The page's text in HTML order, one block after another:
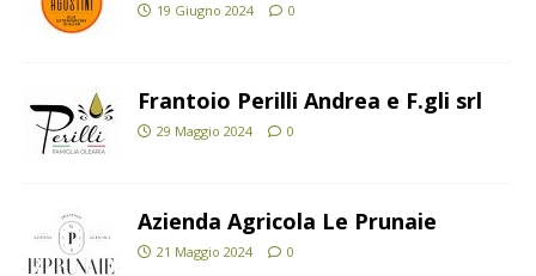
19 Giugno 2024 0
Frantoio Perilli Andrea e F.gli srl
29 Maggio 2024 0
Azienda Agricola Le Prunaie
21 Maggio 2024 0